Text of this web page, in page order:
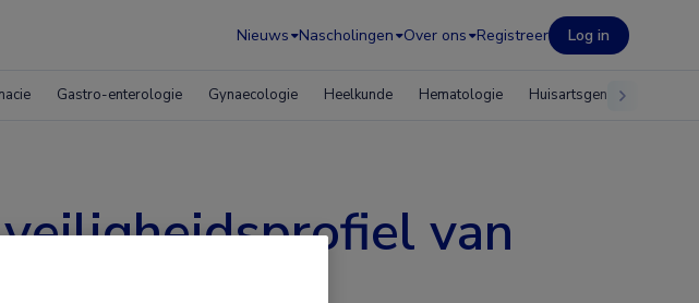
Nieuws Nascholingen Over ons Registreer Log in
Gastro-enterologie Gynaecologie Heelkunde Hematologie Huisartsgeneeskunde
van